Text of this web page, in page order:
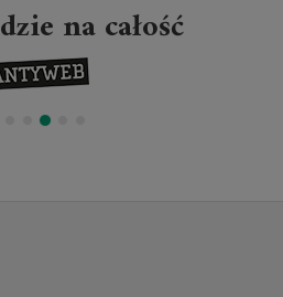
na całość